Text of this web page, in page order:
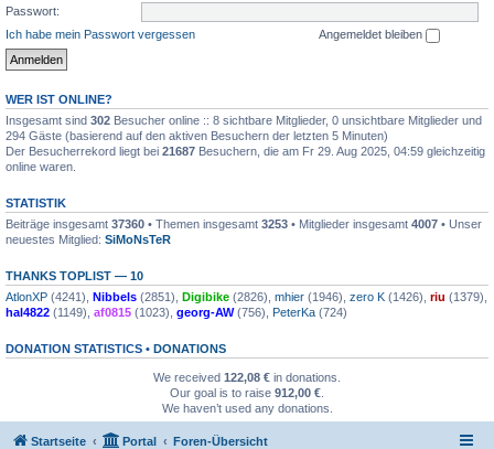
Passwort:
Ich habe mein Passwort vergessen
Angemeldet bleiben
WER IST ONLINE?
Insgesamt sind 302 Besucher online :: 8 sichtbare Mitglieder, 0 unsichtbare Mitglieder und
294 Gäste (basierend auf den aktiven Besuchern der letzten 5 Minuten)
Der Besucherrekord liegt bei 21687 Besuchern, die am Fr 29. Aug 2025, 04:59 gleichzeitig
online waren.
STATISTIK
Beiträge insgesamt 37360 • Themen insgesamt 3253 • Mitglieder insgesamt 4007 • Unser
neuestes Mitglied: SiMoNsTeR
THANKS TOPLIST — 10
AtlonXP (4241), Nibbels (2851), Digibike (2826), mhier (1946), zero K (1426), riu (1379),
hal4822 (1149), af0815 (1023), georg-AW(756), PeterKa (724)
DONATION STATISTICS • DONATIONS
We received 122,08 € in donations.
Our goal is to raise 912,00 €
We haven’t used any donations.
Startseite Portal Foren-Übersicht